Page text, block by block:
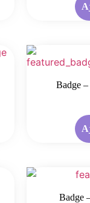
Badge
Badge